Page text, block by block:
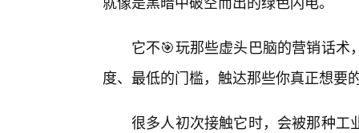
它不🎯玩那些虚头巴脑的营销话
度、最低的门槛，触达那些你真正想要
很多人初次接触它时，会被那种工